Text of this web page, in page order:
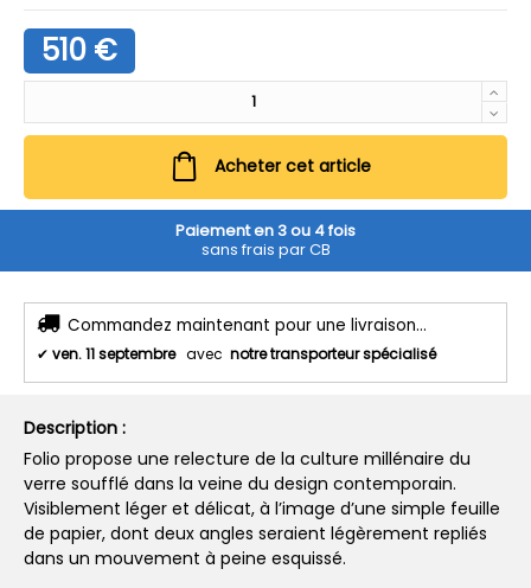
510 €
Acheter cet article
Paiement en 3 ou 4 fois
sans frais par CB
Commandez maintenant pour une livraison...
✔ ven. 11 septembre avec notre transporteur spécialisé
Description :
Folio propose une relecture de la culture millénaire du
verre soufflé dans la veine du design contemporain.
Visiblement léger et délicat, à l’image d’une simple feuille
de papier, dont deux angles seraient légèrement repliés
dans un mouvement à peine esquissé.